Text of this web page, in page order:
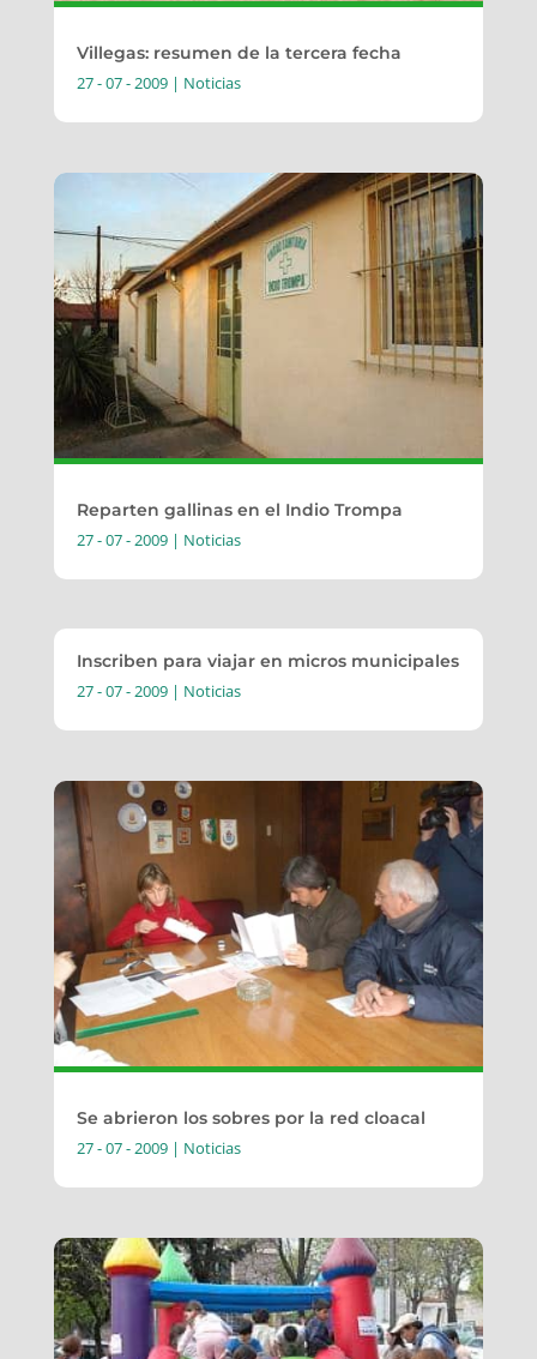
Villegas: resumen de la tercera fecha
27 - 07 - 2009| Noticias
Reparten gallinas en el Indio Trompa
27 - 07 - 2009| Noticias
Inscriben para viajar en micros municipales
27 - 07 - 2009| Noticias
Se abrieron los sobres por la red cloacal
27 - 07 - 2009| Noticias